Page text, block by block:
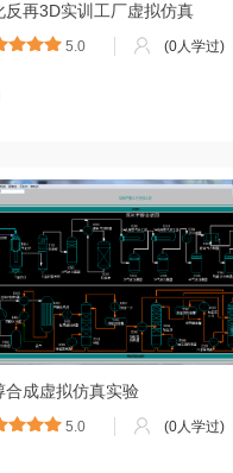
反再3D实训工厂虚拟仿真
5.0 (0人学过)
合成虚拟仿真实验
5.0 (0人学过)